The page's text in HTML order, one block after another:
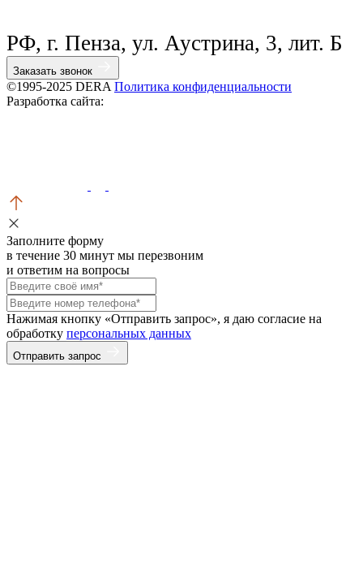
РФ, г. Пенза, ул. Аустрина, 3, лит. Б
Заказать звонок
©1995-2025 DERA Политика конфиденциальности
Разработка сайта:
Заполните форму
в течение 30 минут мы перезвоним
и ответим на вопросы
Нажимая кнопку «Отправить запрос», я даю согласие на
обработку персональных данных
Отправить запрос